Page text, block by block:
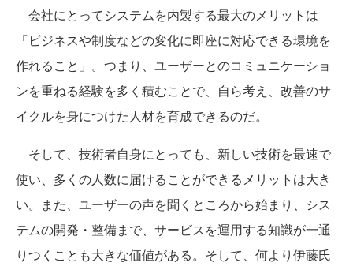
会社にとってシステムを内製する最大のメリットは
「ビジネスや制度などの変化に即座に対応できる環境を
作れること」。つまり、ユーザーとのコミュニケーショ
ンを重ねる経験を多く積むことで、自ら考え、改善のサ
イクルを身につけた人材を育成できるのだ。
そして、技術者自身にとっても、新しい技術を最速で
使い、多くの人数に届けることができるメリットは大き
い。また、ユーザーの声を聞くところから始まり、シス
テムの開発・整備まで、サービスを運用する知識が一通
りつくことも大きな価値がある。そして、何より伊藤氏